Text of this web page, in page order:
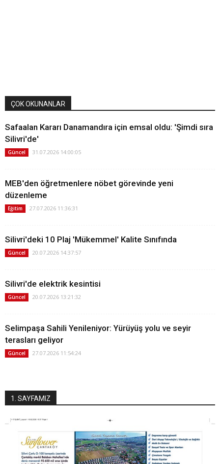
ÇOK OKUNANLAR
Safaalan Kararı Danamandıra için emsal oldu: 'Şimdi sıra
Silivri'de'
Güncel 31.07.2026 14:00:05
MEB'den öğretmenlere nöbet görevinde yeni
düzenleme
Eğitim 27.07.2026 11:36:31
Silivri'deki 10 Plaj 'Mükemmel' Kalite Sınıfında
Güncel 20.07.2026 14:37:57
Silivri'de elektrik kesintisi
Güncel 20.07.2026 13:21:32
Selimpaşa Sahili Yenileniyor: Yürüyüş yolu ve seyir
terasları geliyor
Güncel 27.07.2026 11:54:24
1. SAYFAMIZ